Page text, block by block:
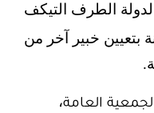
الطرف التيكف
بتعيين خبير آخر من
العامة،